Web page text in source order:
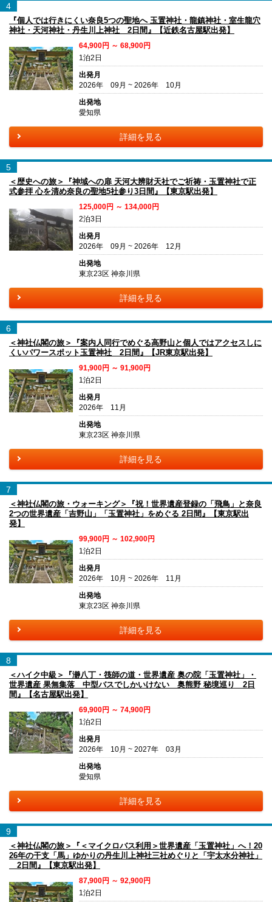
4
『個人では行きにくい奈良5つの聖地へ 玉置神社・龍鎮神社・室生龍穴
神社・天河神社・丹生川上神社 2日間』【近鉄名古屋駅出発】
64,900円 ～ 68,900円
1泊2日
出発月
2026年 09月 ~ 2026年 10月
出発地
愛知県
詳細を見る
5
＜歴史への旅＞『神域への扉 天河大辨財天社でご祈祷・玉置神社で正
式参拝 心を清め奈良の聖地5社参り3日間』【東京駅出発】
125,000円 ～ 134,000円
2泊3日
出発月
2026年 09月 ~ 2026年 12月
出発地
東京23区 神奈川県
詳細を見る
6
＜神社仏閣の旅＞『案内人同行でめぐる高野山と個人ではアクセスしに
くいパワースポット玉置神社 2日間』【JR東京駅出発】
91,900円 ～ 91,900円
1泊2日
出発月
2026年 11月
出発地
東京23区 神奈川県
詳細を見る
7
＜神社仏閣の旅・ウォーキング＞『祝！世界遺産登録の「飛鳥」と奈良
2つの世界遺産「吉野山」「玉置神社」をめぐる 2日間』【東京駅出
発】
99,900円 ～ 102,900円
1泊2日
出発月
2026年 10月 ~ 2026年 11月
出発地
東京23区 神奈川県
詳細を見る
8
＜ハイク中級＞『瀞八丁・筏師の道・世界遺産 奥の院「玉置神社」・
世界遺産 果無集落 中型バスでしかいけない 奥熊野 秘境巡り 2日
間』【名古屋駅出発】
69,900円 ～ 74,900円
1泊2日
出発月
2026年 10月 ~ 2027年 03月
出発地
愛知県
詳細を見る
9
＜神社仏閣の旅＞『＜マイクロバス利用＞世界遺産「玉置神社」へ！20
26年の干支「馬」ゆかりの丹生川上神社三社めぐりと「宇太水分神社」
2日間』【東京駅出発】
87,900円 ～ 92,900円
1泊2日